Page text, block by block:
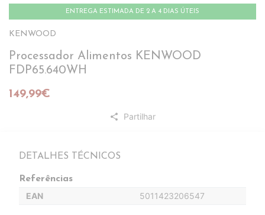
ENTREGA ESTIMADA DE 2 A 4 DIAS ÚTEIS
KENWOOD
Processador Alimentos KENWOOD
FDP65.640WH
149,99€
share Partilhar
DETALHES TÉCNICOS
Referências
EAN 5011423206547